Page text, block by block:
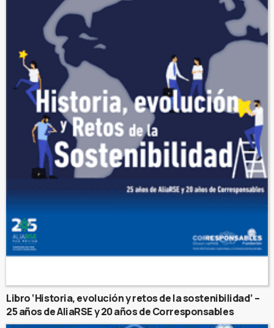
Libro ‘Historia, evolución y retos de la sostenibilidad’ –
25 años de AliaRSE y 20 años de Corresponsables